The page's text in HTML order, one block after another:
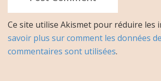
Ce site utilise Akismet pour réduire les
savoir plus sur comment les données
commentaires sont utilisées.